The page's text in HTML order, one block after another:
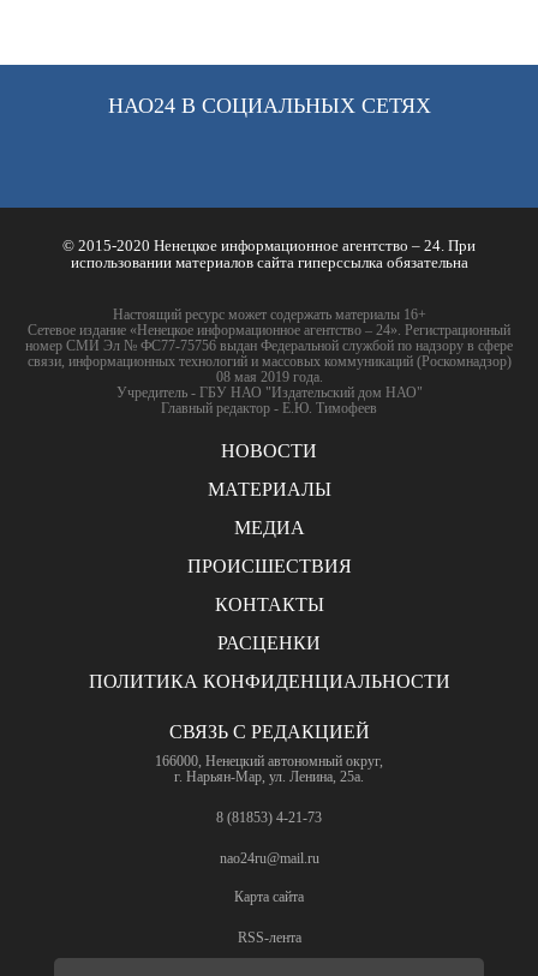
НАО24 В СОЦИАЛЬНЫХ СЕТЯХ
© 2015-2020 Ненецкое информационное агентство – 24. При
использовании материалов сайта гиперссылка обязательна
Настоящий ресурс может содержать материалы 16+
Сетевое издание «Ненецкое информационное агентство – 24». Регистрационный
номер СМИ Эл № ФС77-75756 выдан Федеральной службой по надзору в сфере
связи, информационных технологий и массовых коммуникаций (Роскомнадзор)
08 мая 2019 года.
Учредитель - ГБУ НАО "Издательский дом НАО"
Главный редактор - Е.Ю. Тимофеев
НОВОСТИ
МАТЕРИАЛЫ
МЕДИА
ПРОИСШЕСТВИЯ
КОНТАКТЫ
РАСЦЕНКИ
ПОЛИТИКА КОНФИДЕНЦИАЛЬНОСТИ
СВЯЗЬ С РЕДАКЦИЕЙ
166000, Ненецкий автономный округ,
г. Нарьян-Мар, ул. Ленина, 25а.
8 (81853) 4-21-73
nao24ru@mail.ru
Карта сайта
RSS-лента